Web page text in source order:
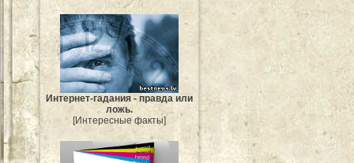
Интернет-гадания - правда или
ложь.
[Интересные факты]